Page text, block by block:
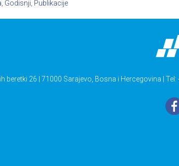
Godisnji Publikacije
beretki 26 | 71000 Sarajevo, Bosna i Hercegovina |